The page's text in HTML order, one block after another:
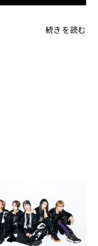
続きを読む